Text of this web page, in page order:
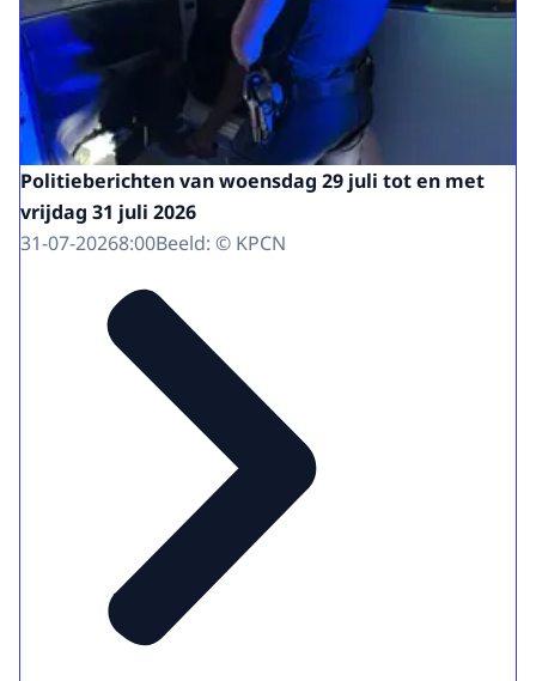
Politieberichten van woensdag 29 juli tot en met
vrijdag 31 juli 2026
31-07-20268:00Beeld: © KPCN